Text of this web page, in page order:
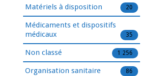
Matériels à disposition 20
Médicaments et dispositifs
médicaux
35
Non classé 1 256
Organisation sanitaire 86